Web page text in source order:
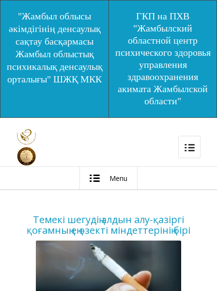
"Жамбыл облысы
әкімдігінің денсаулық
сақтау басқармасы
Жамбыл облыстық
психикалық денсаулық
орталығы" ШЖҚ МКК
ГКП на ПХВ
"Жамбылский
областной центр
психического здоровья
управления
здравоохранения
акимата Жамбылской
области"
Menu
Темекі шегудің алдын алу-қазіргі
қоғамның ең өзекті міндеттерінің бірі